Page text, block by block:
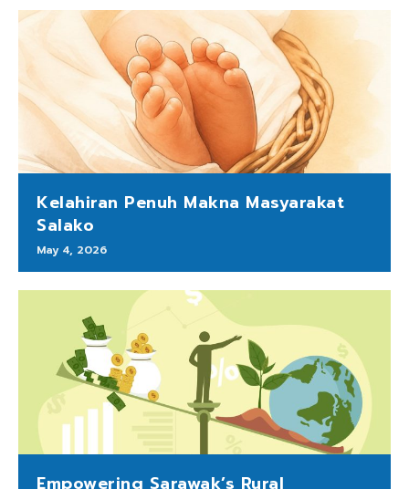
Kelahiran Penuh Makna Masyarakat
Salako
May 4, 2026
Empowering Sarawak’s Rural